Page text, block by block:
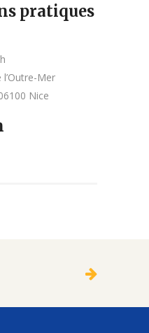
pratiques
Mer
Nice